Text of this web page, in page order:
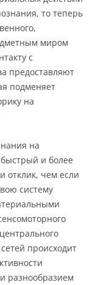
то теперь
миром
с
предоставляют
подменяет
на
на
и более
отклик, чем если
систему
происходит
разнообразием